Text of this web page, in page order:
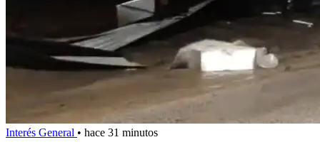
Interés General • hace 31 minutos